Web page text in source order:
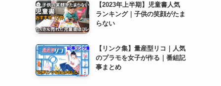
【2023年上半期】児童書人気
ランキング｜子供の笑顔がたま
らない
【リンク集】量産型リコ｜人気
のプラモを女子が作る｜番組記
事まとめ